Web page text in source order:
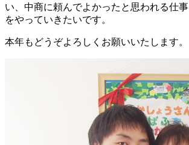
い、中商に頼んでよかったと思われる仕事
をやっていきたいです。
本年もどうぞよろしくお願いいたします。